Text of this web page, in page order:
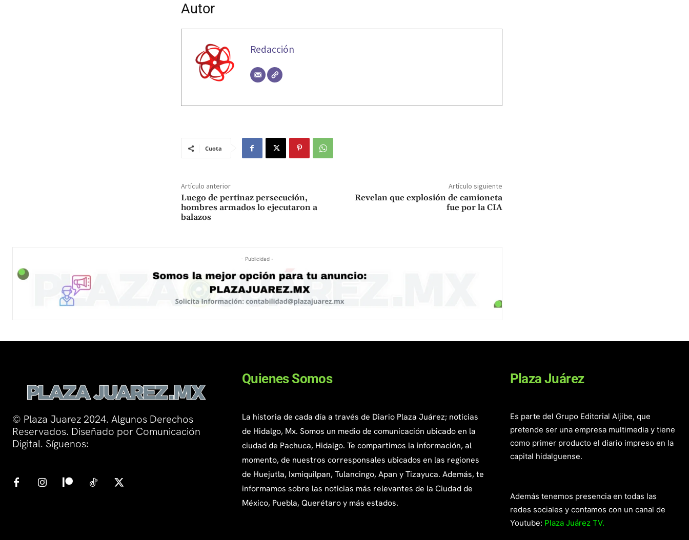
Autor
Redacción
Cuota
Artículo anterior
Luego de pertinaz persecución,
hombres armados lo ejecutaron a
balazos
Artículo siguiente
Revelan que explosión de camioneta
fue por la CIA
- Publicidad -
© Plaza Juarez 2024. Algunos Derechos
Reservados. Diseñado por Comunicación
Digital. Síguenos:
Quienes Somos
La historia de cada día a través de Diario Plaza Juárez; noticias
de Hidalgo, Mx. Somos un medio de comunicación ubicado en la
ciudad de Pachuca, Hidalgo. Te compartimos la información, al
momento, de nuestros corresponsales ubicados en las regiones
de Huejutla, Ixmiquilpan, Tulancingo, Apan y Tizayuca. Además, te
informamos sobre las noticias más relevantes de la Ciudad de
México, Puebla, Querétaro y más estados.
Plaza Juárez
Es parte del Grupo Editorial Aljibe, que
pretende ser una empresa multimedia y tiene
como primer producto el diario impreso en la
capital hidalguense.
Además tenemos presencia en todas las
redes sociales y contamos con un canal de
Youtube: Plaza Juárez TV.